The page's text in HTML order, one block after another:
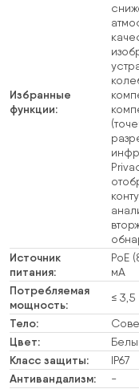
Избранные
функции:
Источник
питания:
PoE
мА
Потребляемая
мощность:
≤ 3,5
Тело:
Цвет:
Класс защиты: IP67
Антивандализм: -